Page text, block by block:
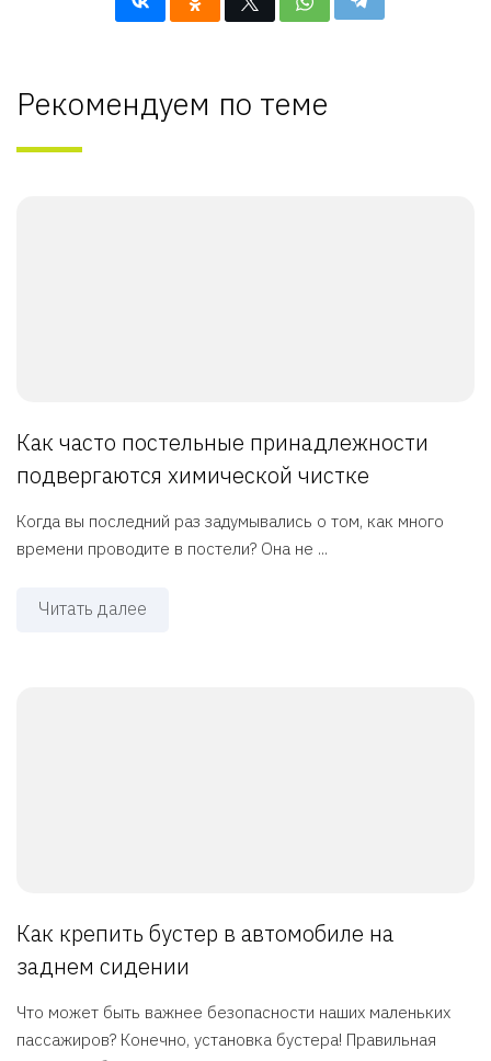
Рекомендуем по теме
Как часто постельные принадлежности
подвергаются химической чистке
Когда вы последний раз задумывались о том, как много
времени проводите в постели? Она не ...
Читать далее
Как крепить бустер в автомобиле на
заднем сидении
Что может быть важнее безопасности наших маленьких
пассажиров? Конечно, установка бустера! Правильная